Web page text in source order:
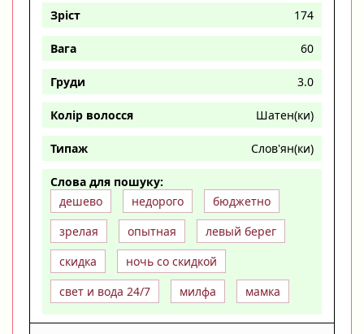
Зріст 174
Вага 60
Груди 3.0
Колір волосся Шатен(ки)
Типаж Слов'ян(ки)
Слова для пошуку:
дешево
недорого
бюджетно
зрелая
опытная
левый берег
скидка
ночь со скидкой
свет и вода 24/7
милфа мамка